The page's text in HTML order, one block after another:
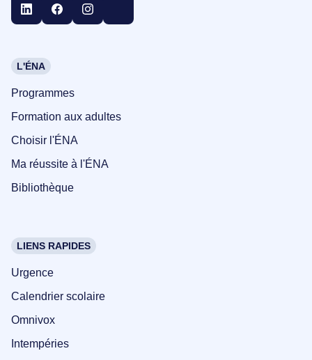
L'ÉNA
Programmes
Formation aux adultes
Choisir l'ÉNA
Ma réussite à l'ÉNA
Bibliothèque
LIENS RAPIDES
Urgence
Calendrier scolaire
Omnivox
Intempéries